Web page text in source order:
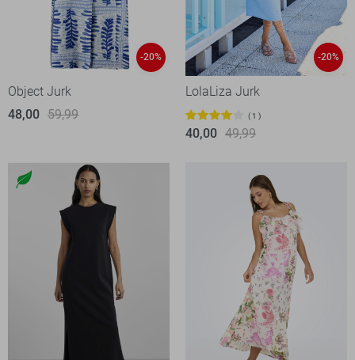
-20%
Object Jurk
48,00 59,99
-20%
LolaLiza Jurk
1
40,00 49,99